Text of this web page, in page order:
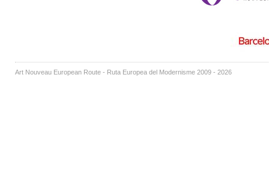
Art Nouveau European Route - Ruta Europea del Modernisme 2009 - 2026